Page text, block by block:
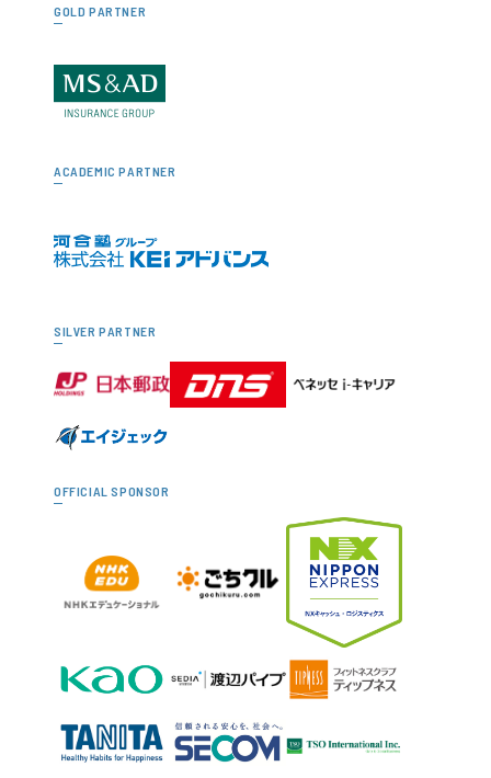
GOLD PARTNER
ACADEMIC PARTNER
SILVER PARTNER
OFFICIAL SPONSOR